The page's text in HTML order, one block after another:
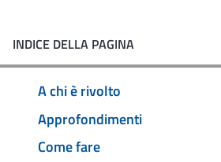
INDICE DELLA PAGINA
A chi è rivolto
Approfondimenti
Come fare